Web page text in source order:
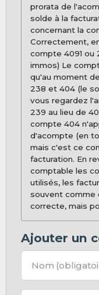
prorata de
solde à la
concernant la
Correctement,
compte 4091 ou
immos) Le
qu'au moment
238 et 404 (le
vous regardez
239 au lieu de
compte 404
d'acompte (en
mais c'est ce
facturation. En
comptable les
utilisés, les
souvent comme
correcte, mais
Ajouter un
Nom